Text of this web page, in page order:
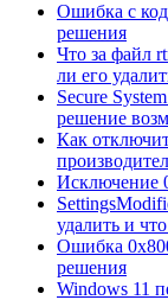
Ошибка с
решения
Что за файл
ли его
Secure
решение
Как
Исключение
удалить и
Ошибка
решения
Windows 11